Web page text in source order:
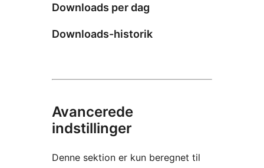
Downloads per dag
Downloads-historik
Avancerede
indstillinger
Denne sektion er kun beregnet til